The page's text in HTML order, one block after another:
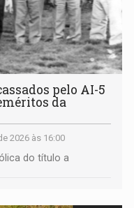
pelo AI-5
da
2026 às 16:00
do título a